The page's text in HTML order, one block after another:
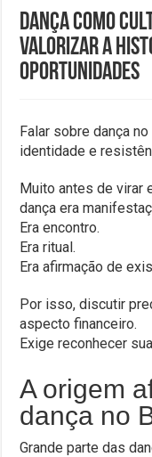
Dança como
valorizar a
oportunidades
Falar sobre dança
identidade e
Muito antes de virar
dança era
Era encontro.
Era ritual.
Era afirmação de
Por isso, discutir
aspecto financeiro.
Exige reconhecer
A origem
dança no
Grande parte das